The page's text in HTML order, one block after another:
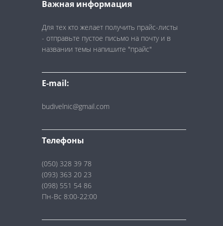
Важная информация
Для тех кто желает получить прайс-листы
- отправьте пустое письмо на почту и в
названии темы напишите "прайс"
E-mail:
budivelnic@gmail.com
Телефоны
(050) 328 39 78
(093) 363 20 23
(098) 551 54 86
Пн-Вс 8:00-22:00